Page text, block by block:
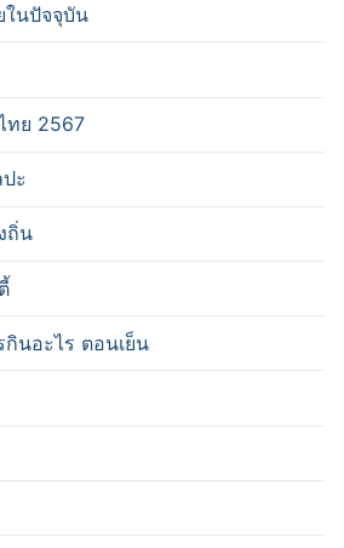
ในปัจจุบัน
ทย 2567
ะ
ถิ่น
นอะไร ตอนเย็น